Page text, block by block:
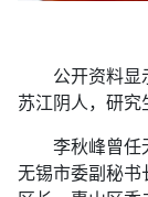
公开资料显示
苏江阴人，研究
李秋峰曾任无
无锡市委副秘书